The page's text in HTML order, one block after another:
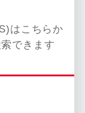
はこちらか
できます